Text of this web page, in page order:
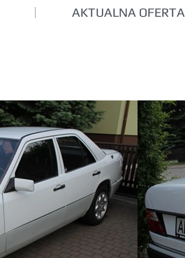
AKTUALNA OFERTA